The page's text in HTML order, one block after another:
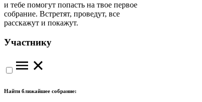
и тебе помогут попасть на твое первое
собрание. Встретят, проведут, все
расскажут и покажут.
Участнику
Найти ближайшее собрание: